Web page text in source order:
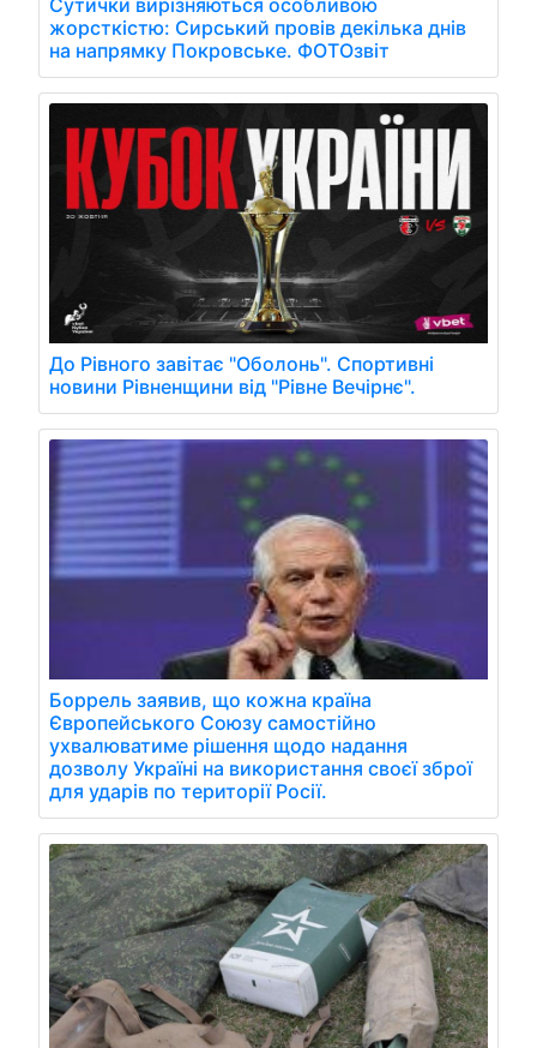
Сутички вирізняються особливою
жорсткістю: Сирський провів декілька днів
на напрямку Покровське. ФОТОзвіт
До Рівного завітає "Оболонь". Спортивні
новини Рівненщини від "Рівне Вечірнє".
Боррель заявив, що кожна країна
Європейського Союзу самостійно
ухвалюватиме рішення щодо надання
дозволу Україні на використання своєї зброї
для ударів по території Росії.